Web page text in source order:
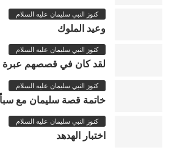
كنوز النبي سليمان عليه السلام
وعيد الملوك
كنوز النبي سليمان عليه السلام
لقد كان في قصصهم عبرة
كنوز النبي سليمان عليه السلام
خاتمة قصة سليمان مع سبأ
كنوز النبي سليمان عليه السلام
اختبار الهدهد